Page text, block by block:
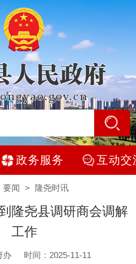
政务服务 互动交
要闻 > 隆尧时讯
隆尧县调研商会调解
工作
办 时间：2025-11-11